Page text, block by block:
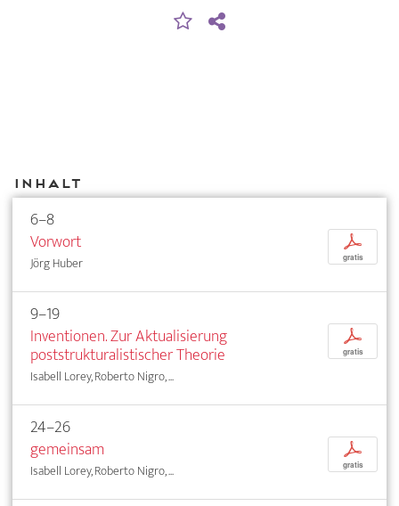
Inhalt
6–8
Vorwort
Jörg Huber
p
gratis
9–19
Inventionen. Zur Aktualisierung
poststrukturalistischer Theorie
Isabell Lorey, Roberto Nigro, ...
p
gratis
24–26
gemeinsam
Isabell Lorey, Roberto Nigro, ...
p
gratis